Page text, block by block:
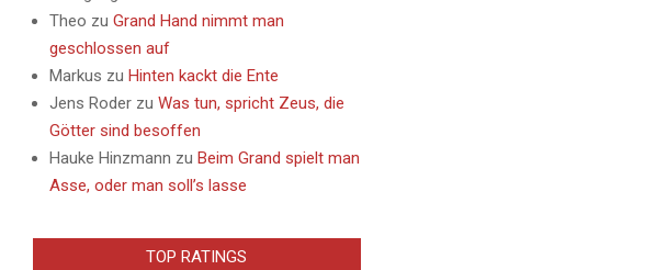
Theo zu Grand Hand nimmt man
geschlossen auf
Markus zu Hinten kackt die Ente
Jens Roder zu Was tun, spricht Zeus, die
Götter sind besoffen
Hauke Hinzmann zu Beim Grand spielt man
Asse, oder man soll’s lasse
TOP RATINGS